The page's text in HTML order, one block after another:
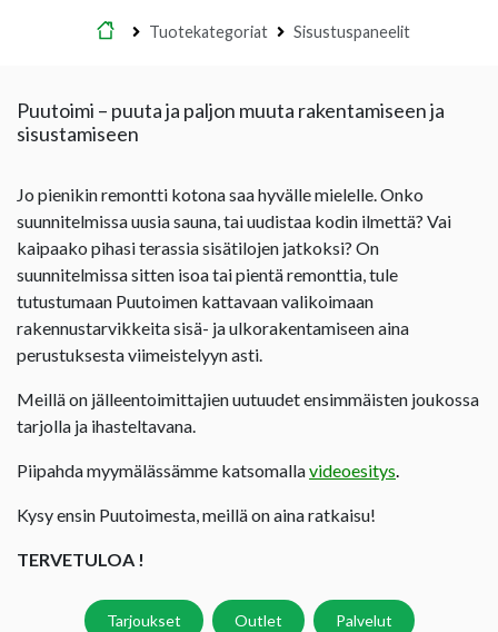
Etusivu
Tuotekategoriat Sisustuspaneelit
Puutoimi – puuta ja paljon muuta rakentamiseen ja
sisustamiseen
Jo pienikin remontti kotona saa hyvälle mielelle. Onko
suunnitelmissa uusia sauna, tai uudistaa kodin ilmettä? Vai
kaipaako pihasi terassia sisätilojen jatkoksi? On
suunnitelmissa sitten isoa tai pientä remonttia, tule
tutustumaan Puutoimen kattavaan valikoimaan
rakennustarvikkeita sisä- ja ulkorakentamiseen aina
perustuksesta viimeistelyyn asti.
Meillä on jälleentoimittajien uutuudet ensimmäisten joukossa
tarjolla ja ihasteltavana.
Piipahda myymälässämme katsomallavideoesitys.
Kysy ensin Puutoimesta, meillä on aina ratkaisu!
TERVETULOA !
Tarjoukset Outlet Palvelut